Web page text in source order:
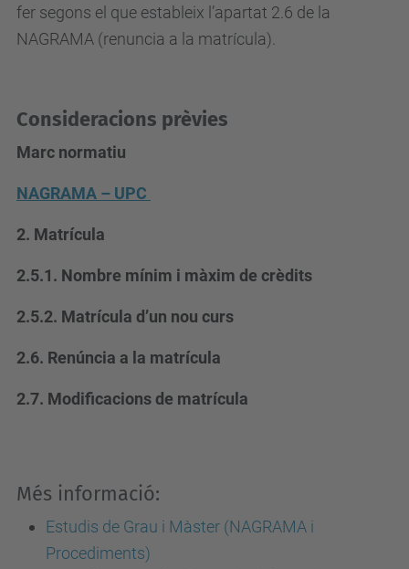
fer segons el que estableix l’apartat 2.6 de la
NAGRAMA (renuncia a la matrícula).
Consideracions prèvies
Marc normatiu
NAGRAMA – UPC
2. Matrícula
2.5.1. Nombre mínim i màxim de crèdits
2.5.2. Matrícula d’un nou curs
2.6. Renúncia a la matrícula
2.7. Modificacions de matrícula
Més informació:
Estudis de Grau i Màster (NAGRAMA i
Procediments)